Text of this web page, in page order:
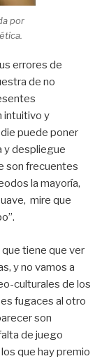
por
errores de
de no
intuitivo y
puede poner
y despliegue
son frecuentes
la mayoría,
mire que
que tiene que ver
y no vamos a
culturales de los
fugaces al otro
son
de juego
que hay premio